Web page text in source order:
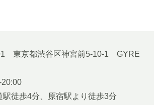
東京都渋谷区神宮前5-10-1 GYRE
20:00
駅徒歩4分、原宿駅より徒歩3分